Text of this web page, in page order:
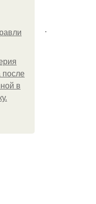
после
в
.